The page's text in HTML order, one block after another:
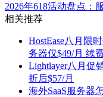
2026年618活动盘点：
相关推荐
HostEase八月限
务器仅$49/月 续
Lightlayer八月促
折后$57/月
海外SaaS服务器